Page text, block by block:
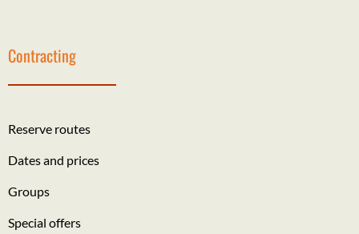
Contracting
Reserve routes
Dates and prices
Groups
Special offers